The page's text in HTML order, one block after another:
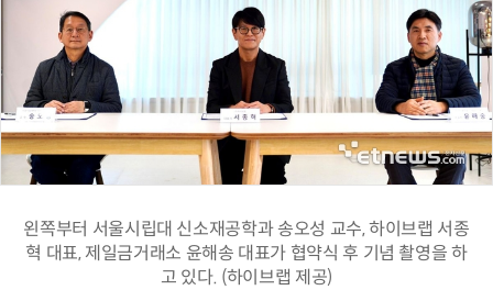
왼쪽부터 서울시립대 신소재공학과 송오성 교수, 하이브랩 서종
혁 대표, 제일금거래소 윤해송 대표가 협약식 후 기념 촬영을 하
고 있다. (하이브랩 제공)